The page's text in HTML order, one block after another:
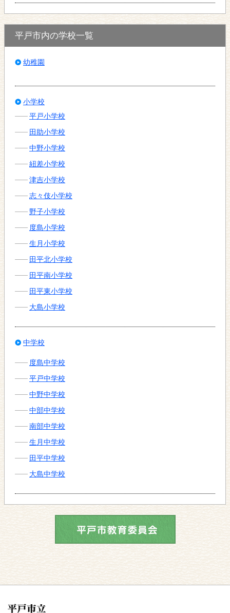
平戸市内の学校一覧
幼稚園
小学校
平戸小学校
田助小学校
中野小学校
紐差小学校
津吉小学校
志々伎小学校
野子小学校
度島小学校
生月小学校
田平北小学校
田平南小学校
田平東小学校
大島小学校
中学校
度島中学校
平戸中学校
中野中学校
中部中学校
南部中学校
生月中学校
田平中学校
大島中学校